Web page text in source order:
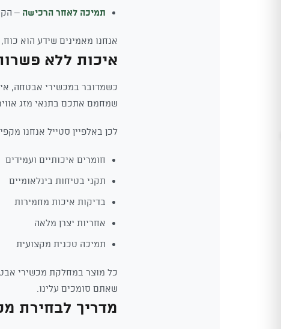
תמיכה לאחר הרכישה –
אנחנו מאמינים שידע הוא
איכות ללא
כשמדובר במכשירי אבטחה,
שמחמם אתכם בתנאי מזג אוויר
לכן באלפיין סטייל אנחנו
חומרים איכותיים ועמידים
תקני בטיחות בינלאומיים
בדיקות איכות מחמירות
אחריות יצרן מלאה
תמיכה טכנית מקצועית
כל מוצר במחלקת מכשירי
שאתם סומכים עלינו.
מדריך לבחירת